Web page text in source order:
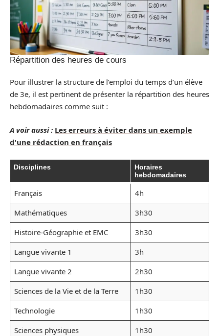
Répartition des heures de cours
Pour illustrer la structure de l’emploi du temps d’un élève
de 3e, il est pertinent de présenter la répartition des heures
hebdomadaires comme suit :
A voir aussi : Les erreurs à éviter dans un exemple
d'une rédaction en français
Disciplines
Horaires
hebdomadaires
Français
4h
Mathématiques
3h30
Histoire-Géographie et EMC
3h30
Langue vivante 1
3h
Langue vivante 2
2h30
Sciences de la Vie et de la Terre
1h30
Technologie
1h30
Sciences physiques
1h30